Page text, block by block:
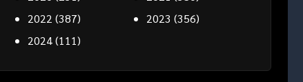
2022 (387) 2023 (356)
2024(111)